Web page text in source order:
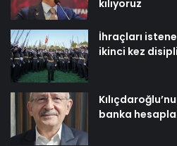
kılıyoruz
İhraçları
ikinci kez
banka